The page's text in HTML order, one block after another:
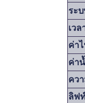
ระ
เว
ค่า
ค่า
คว
ลิฟ